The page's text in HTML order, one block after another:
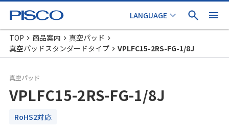
TOP 商品案内
真空パッド
真空パッドスタンダードタイプ
VPLFC15-2RS-FG-1/8J
真空パッド
VPLFC15-2RS-FG-1/8J
RoHS2対応